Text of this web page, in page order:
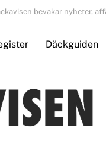
bevakar nyheter,
Däckguiden